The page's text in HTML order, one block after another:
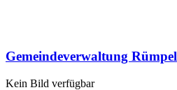
Gemeindeverwaltung Rümpel
Kein Bild verfügbar